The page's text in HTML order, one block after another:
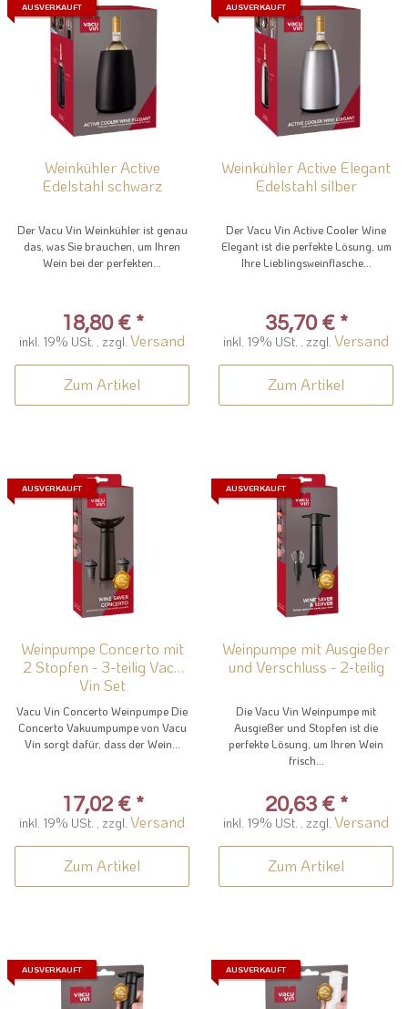
AUSVERKAUFT
Weinkühler Active
Edelstahl schwarz
Der Vacu Vin Weinkühler ist genau
das, was Sie brauchen, um Ihren
Wein bei der perfekten...
18,80 € *
inkl. 19% USt. , zzgl. Versand
Zum Artikel
AUSVERKAUFT
Weinkühler Active Elegant
Edelstahl silber
Der Vacu Vin Active Cooler Wine
Elegant ist die perfekte Lösung, um
Ihre Lieblingsweinflasche...
35,70 € *
inkl. 19% USt. , zzgl. Versand
Zum Artikel
AUSVERKAUFT
Weinpumpe Concerto mit
2 Stopfen - 3-teilig Vacu
Vin Set
Vacu Vin Concerto Weinpumpe Die
Concerto Vakuumpumpe von Vacu
Vin sorgt dafür, dass der Wein...
17,02 € *
inkl. 19% USt. , zzgl. Versand
Zum Artikel
AUSVERKAUFT
Weinpumpe mit Ausgießer
und Verschluss - 2-teilig
Die Vacu Vin Weinpumpe mit
Ausgießer und Stopfen ist die
perfekte Lösung, um Ihren Wein
frisch...
20,63 € *
inkl. 19% USt. , zzgl. Versand
Zum Artikel
AUSVERKAUFT AUSVERKAUFT